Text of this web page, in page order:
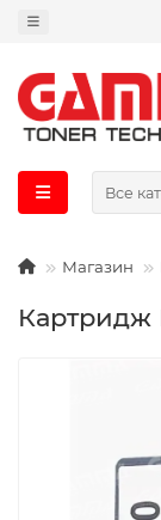
Все
Магазин
Картридж